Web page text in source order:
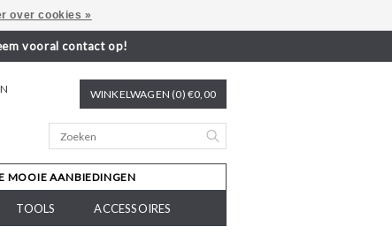
vooral contact op!
WINKELWAGEN (0) €0,00
MOOIE AANBIEDINGEN
TOOLS ACCESSOIRES
over cookies »